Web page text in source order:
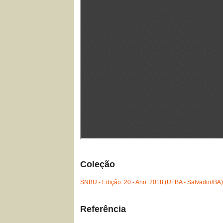
Coleção
SNBU - Edição: 20 - Ano: 2018 (UFBA - Salvador/BA)
Referência